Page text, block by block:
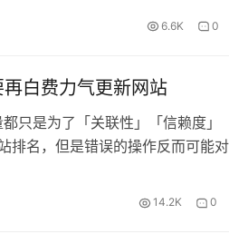
6.6K 0
白费力气更新网站
只是为了「关联性」「信赖度」
排名，但是错误的操作反而可能对
14.2K 0